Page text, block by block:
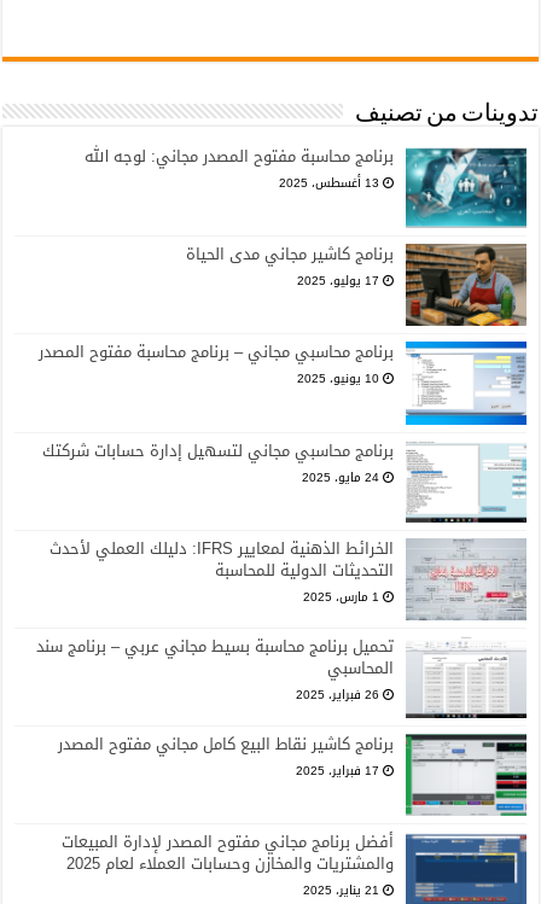
تدوينات من تصنيف
برنامج محاسبة مفتوح المصدر مجاني: لوجه الله
13 أغسطس، 2025
برنامج كاشير مجاني مدى الحياة
17 يوليو، 2025
برنامج محاسبي مجاني – برنامج محاسبة مفتوح المصدر
10 يونيو، 2025
برنامج محاسبي مجاني لتسهيل إدارة حسابات شركتك
24 مايو، 2025
الخرائط الذهنية لمعايير IFRS: دليلك العملي لأحدث
التحديثات الدولية للمحاسبة
1 مارس، 2025
تحميل برنامج محاسبة بسيط مجاني عربي – برنامج سند
المحاسبي
26 فبراير، 2025
برنامج كاشير نقاط البيع كامل مجاني مفتوح المصدر
17 فبراير، 2025
أفضل برنامج مجاني مفتوح المصدر لإدارة المبيعات
والمشتريات والمخازن وحسابات العملاء لعام 2025
21 يناير، 2025